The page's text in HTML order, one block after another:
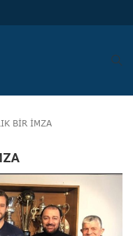
BİR İMZA